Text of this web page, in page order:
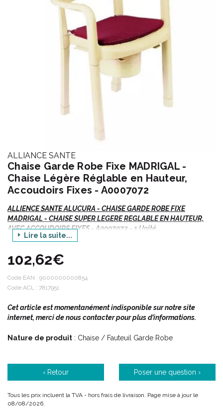
ALLIANCE SANTE
Chaise Garde Robe Fixe MADRIGAL -
Chaise Légère Réglable en Hauteur,
Accoudoirs Fixes - A0007072
ALLIENCE SANTE ALUCURA - CHAISE GARDE ROBE FIXE
MADRIGAL - CHAISE SUPER LEGERE REGLABLE EN HAUTEUR,
AVEC ACCOUDOIRS FIXES - A0007072 - 1 Unité
Vte/R/D
Description :
Finition polypropylène chargé : beige.
Livré complet avec seau et coussin de renfort antiglisse.
>> voir le protège seau jetable à usage unique.
Hauteur : 82 à 86 cm.
Longueur extérieure : 41 cm.
Lire la suite...
102,62€
Code EAN : 9000000000854
Code ACL : 7817951
Cet article est momentanément indisponible sur notre site
internet, merci de nous contacter pour plus d’informations.
Nature de produit : Chaise / Fauteuil Garde Robe
‹ Retour Poser une question ›
Tous les prix incluent la TVA - hors frais de livraison. Page mise à jour le
08/08/2026.